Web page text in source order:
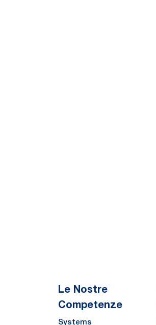
Le Nostre
Competenze
Systems